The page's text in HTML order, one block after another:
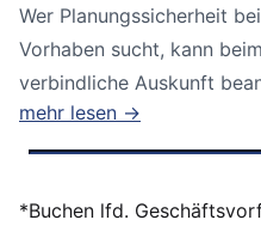
Wer Planungssicherheit
Vorhaben sucht, kann
verbindliche Auskunft
Bundesfinanzhof...
mehr lesen →
*Buchen lfd.